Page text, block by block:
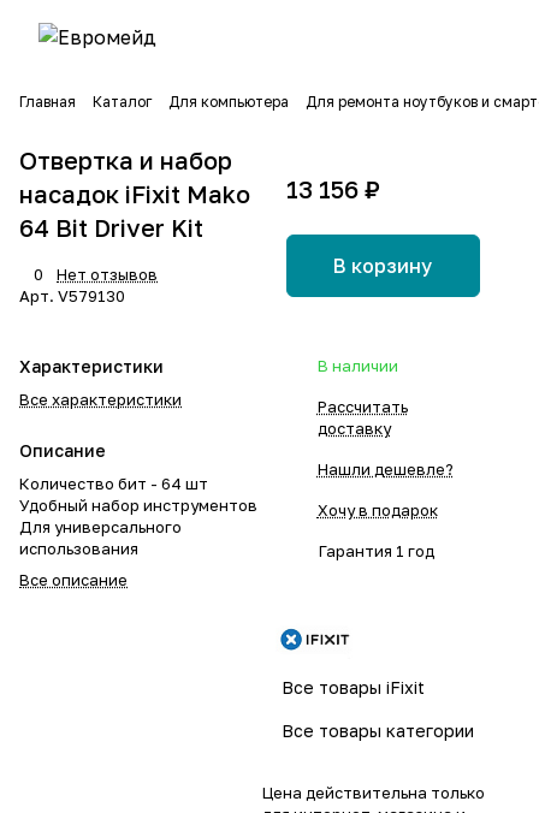
Главная Каталог Для компьютера Для ремонта ноутбуков и
Отвертка и набор
насадок iFixit Mako
64 Bit Driver Kit
0
Нет отзывов
Арт. V579130
Характеристики
Все характеристики
Описание
Количество бит - 64 шт
Удобный набор инструментов
Для универсального
использования
Все описание
13 156 ₽
В корзину
В наличии
Рассчитать
доставку
Нашли дешевле?
Хочу в подарок
Гарантия 1 год
Все товары iFixit
Все товары категории
Цена действительна только